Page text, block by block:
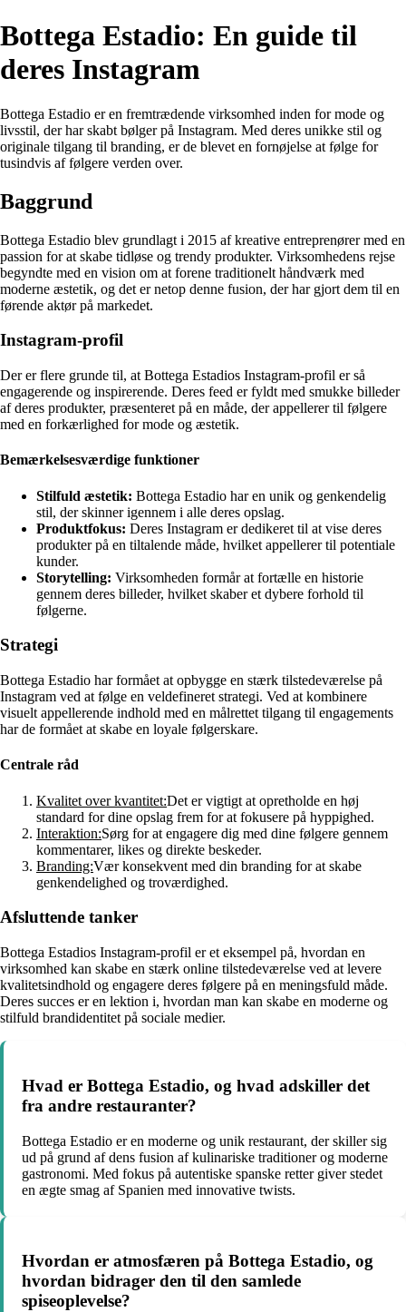
Bottega Estadio: En guide til
deres Instagram
Bottega Estadio er en fremtrædende virksomhed inden for mode og
livsstil, der har skabt bølger på Instagram. Med deres unikke stil og
originale tilgang til branding, er de blevet en fornøjelse at følge for
tusindvis af følgere verden over.
Baggrund
Bottega Estadio blev grundlagt i 2015 af kreative entreprenører med en
passion for at skabe tidløse og trendy produkter. Virksomhedens rejse
begyndte med en vision om at forene traditionelt håndværk med
moderne æstetik, og det er netop denne fusion, der har gjort dem til en
førende aktør på markedet.
Instagram-profil
Der er flere grunde til, at Bottega Estadios Instagram-profil er så
engagerende og inspirerende. Deres feed er fyldt med smukke billeder
af deres produkter, præsenteret på en måde, der appellerer til følgere
med en forkærlighed for mode og æstetik.
Bemærkelsesværdige funktioner
Stilfuld æstetik: Bottega Estadio har en unik og genkendelig
stil, der skinner igennem i alle deres opslag.
Produktfokus: Deres Instagram er dedikeret til at vise deres
produkter på en tiltalende måde, hvilket appellerer til potentiale
kunder.
Storytelling: Virksomheden formår at fortælle en historie
gennem deres billeder, hvilket skaber et dybere forhold til
følgerne.
Strategi
Bottega Estadio har formået at opbygge en stærk tilstedeværelse på
Instagram ved at følge en veldefineret strategi. Ved at kombinere
visuelt appellerende indhold med en målrettet tilgang til engagements
har de formået at skabe en loyale følgerskare.
Centrale råd
Kvalitet over kvantitet:Det er vigtigt at opretholde en høj
standard for dine opslag frem for at fokusere på hyppighed.
Interaktion:Sørg for at engagere dig med dine følgere gennem
kommentarer, likes og direkte beskeder.
Branding:Vær konsekvent med din branding for at skabe
genkendelighed og troværdighed.
Afsluttende tanker
Bottega Estadios Instagram-profil er et eksempel på, hvordan en
virksomhed kan skabe en stærk online tilstedeværelse ved at levere
kvalitetsindhold og engagere deres følgere på en meningsfuld måde.
Deres succes er en lektion i, hvordan man kan skabe en moderne og
stilfuld brandidentitet på sociale medier.
Hvad er Bottega Estadio, og hvad adskiller det
fra andre restauranter?
Bottega Estadio er en moderne og unik restaurant, der skiller sig
ud på grund af dens fusion af kulinariske traditioner og moderne
gastronomi. Med fokus på autentiske spanske retter giver stedet
en ægte smag af Spanien med innovative twists.
Hvordan er atmosfæren på Bottega Estadio, og
hvordan bidrager den til den samlede
spiseoplevelse?